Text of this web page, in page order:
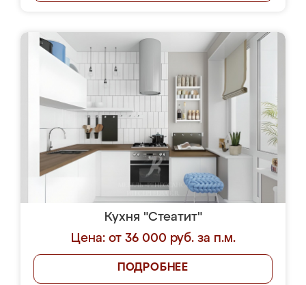
Кухня "Стеатит"
Цена: от 36 000 руб. за п.м.
ПОДРОБНЕЕ